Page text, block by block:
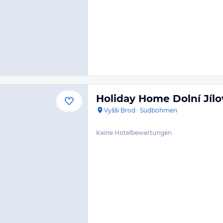
Holiday Home Dolní
Vyšší Brod · Südböhmen
Keine Hotelbewertungen